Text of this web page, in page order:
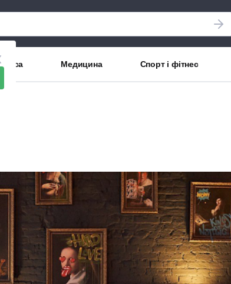
Медицина Спорт і фітнес